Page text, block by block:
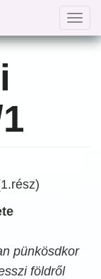
pünkösdkor
földről